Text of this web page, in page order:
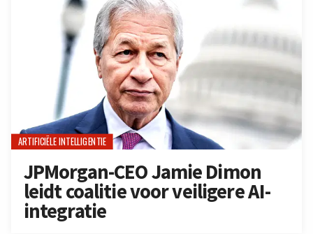
ARTIFICIËLE INTELLIGENTIE
JPMorgan-CEO Jamie Dimon
leidt coalitie voor veiligere AI-
integratie